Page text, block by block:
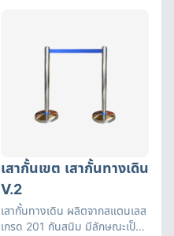
เสากั้นเขต เสากั้นทางเดิน
V.2
เสากั้นทางเดิน ผลิตจากสแตนเลส
เกรด 201 กันสนิม มีลักษณะเป็น